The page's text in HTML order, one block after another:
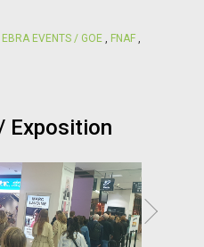
EBRA EVENTS / GOE , FNAF ,
Exposition